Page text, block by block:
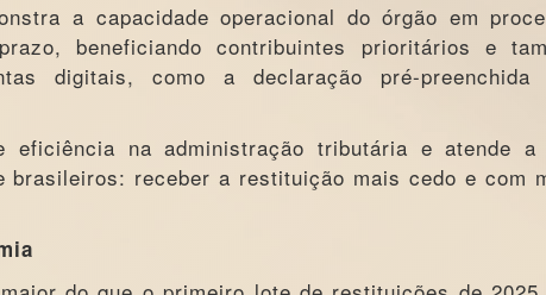
a capacidade operacional do órgão em
beneficiando contribuintes prioritários e
digitais, como a declaração pré-
eficiência na administração tributária e atende a
brasileiros: receber a restituição mais cedo e com